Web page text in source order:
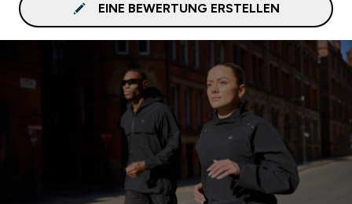
EINE BEWERTUNG ERSTELLEN